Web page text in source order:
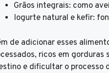
Grãos integrais: como
Iogurte natural e kefir:
de adicionar esses
ricos em gorduras
e dificultar o processo